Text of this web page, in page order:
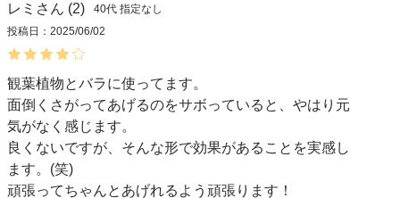
レミ 2 40代 指定なし
投稿日
2025/06/02
観葉植物とバラに使ってます。
面倒くさがってあげるのをサボっていると、やはり元
気がなく感じます。
良くないですが、そんな形で効果があることを実感し
ます。(笑)
頑張ってちゃんとあげれるよう頑張ります！